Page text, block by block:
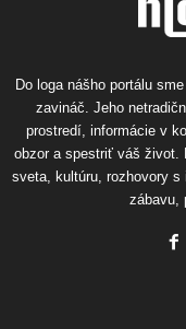
Do loga nášho portálu
zavináč. Jeho
prostredí, informácie v
obzor a spestriť váš život.
sveta, kultúru, rozhovory
zábavu,